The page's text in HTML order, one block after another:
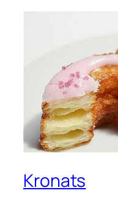
Kronats